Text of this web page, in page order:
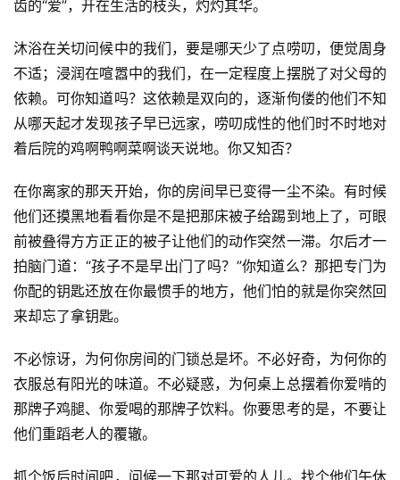
齿的“爱”，开在生活的枝头，灼灼其华。
沐浴在关切问候中的我们，要是哪天少了点唠叨，便觉周身
不适；浸润在喧嚣中的我们，在一定程度上摆脱了对父母的
依赖。可你知道吗？这依赖是双向的，逐渐佝偻的他们不知
从哪天起才发现孩子早已远家，唠叨成性的他们时不时地对
着后院的鸡啊鸭啊菜啊谈天说地。你又知否？
在你离家的那天开始，你的房间早已变得一尘不染。有时候
他们还摸黑地看看你是不是把那床被子给踢到地上了，可眼
前被叠得方方正正的被子让他们的动作突然一滞。尔后才一
拍脑门道：“孩子不是早出门了吗？”你知道么？那把专门为
你配的钥匙还放在你最惯手的地方，他们怕的就是你突然回
来却忘了拿钥匙。
不必惊讶，为何你房间的门锁总是坏。不必好奇，为何你的
衣服总有阳光的味道。不必疑惑，为何桌上总摆着你爱啃的
那牌子鸡腿、你爱喝的那牌子饮料。你要思考的是，不要让
他们重蹈老人的覆辙。
抓个饭后时间吧，问候一下那对可爱的人儿。找个他们午休